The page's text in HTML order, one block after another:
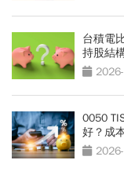
台積電
持股結
0050
好？成